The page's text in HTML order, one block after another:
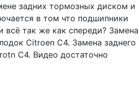
задних тормозных диском и
в том что подшипники
всё так же как спереди? Замена
Citroen C4. Замена заднего
C4. Видео достаточно